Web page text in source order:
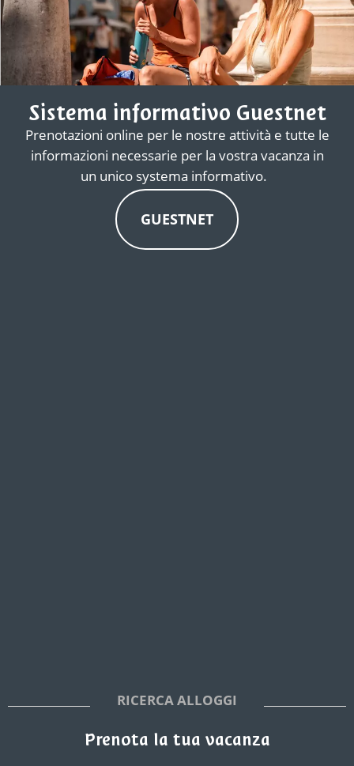
Sistema informativo Guestnet
Prenotazioni online per le nostre attività e tutte le
informazioni necessarie per la vostra vacanza in
un unico systema informativo.
GUESTNET
RICERCA ALLOGGI
Prenota la tua vacanza